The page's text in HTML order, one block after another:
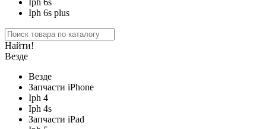
Iph 6s
Iph 6s plus
Найти!
Везде
Везде
Запчасти iPhone
Iph 4
Iph 4s
Запчасти iPad